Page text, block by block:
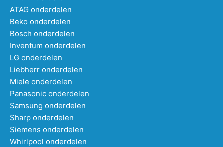
ATAG onderdelen
Beko onderdelen
Bosch onderdelen
Inventum onderdelen
LG onderdelen
Liebherr onderdelen
Miele onderdelen
Panasonic onderdelen
Samsung onderdelen
Sharp onderdelen
Siemens onderdelen
Whirlpool onderdelen